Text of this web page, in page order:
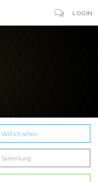
LOGIN
Will ich sehen
Sammlung